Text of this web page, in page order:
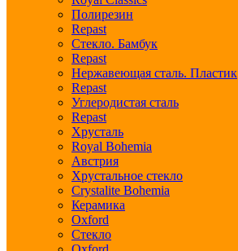
Полирезин
Repast
Стекло. Бамбук
Repast
Нержавеющая сталь. Пластик
Repast
Углеродистая сталь
Repast
Хрусталь
Royal Bohemia
Австрия
Хрустальное стекло
Crystalite Bohemia
Керамика
Oxford
Стекло